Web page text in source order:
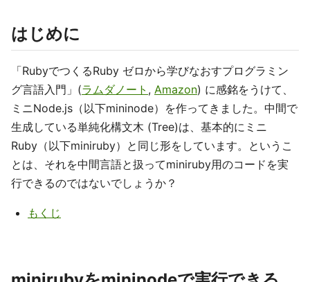
はじめに
「RubyでつくるRuby ゼロから学びなおすプログラミン
グ言語入門」(ラムダノート , Amazon) に感銘をうけて、
ミニNode.js（以下mininode）を作ってきました。中間で
生成している単純化構文木 (Tree)は、基本的にミニ
Ruby（以下miniruby）と同じ形をしています。というこ
とは、それを中間言語と扱ってminiruby用のコードを実
行できるのではないでしょうか？
もくじ